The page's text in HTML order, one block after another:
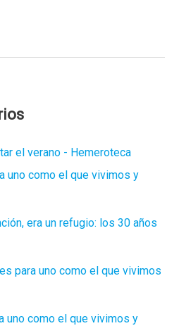
el verano - Hemeroteca
uno como el que vivimos y
era un refugio: los 30 años
para uno como el que vivimos
uno como el que vivimos y